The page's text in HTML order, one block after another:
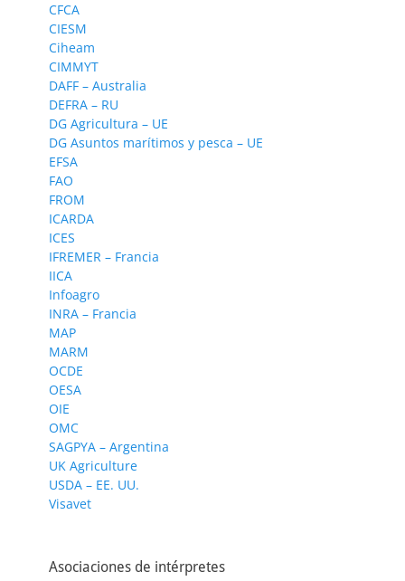
CFCA
CIESM
Ciheam
CIMMYT
DAFF – Australia
DEFRA – RU
DG Agricultura – UE
DG Asuntos marítimos y pesca – UE
EFSA
FAO
FROM
ICARDA
ICES
IFREMER – Francia
IICA
Infoagro
INRA – Francia
MAP
MARM
OCDE
OESA
OIE
OMC
SAGPYA – Argentina
UK Agriculture
USDA – EE. UU.
Visavet
Asociaciones de intérpretes